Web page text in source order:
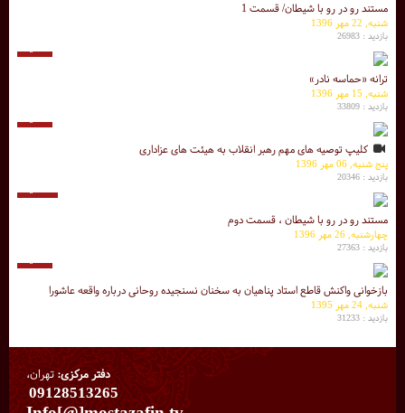
مستند رو در رو با شیطان/ قسمت 1
شنبه, 22 مهر 1396
بازدید : 26983
ترانه «حماسه نادر»
شنبه, 15 مهر 1396
بازدید : 33809
کلیپ توصیه های مهم رهبر انقلاب به هیئت های عزاداری
پنج شنبه, 06 مهر 1396
بازدید : 20346
مستند رو در رو با شیطان ، قسمت دوم
چهارشنبه, 26 مهر 1396
بازدید : 27363
بازخوانی واکنش قاطع استاد پناهیان به سخنان نسنجیده روحانی درباره واقعه عاشورا
شنبه, 24 مهر 1395
بازدید : 31233
دفتر مرکزی:تهران،
09128513265